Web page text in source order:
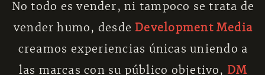
No todo es vender, ni tampoco se trata de
vender humo, desde Development Media
creamos experiencias únicas uniendo a
las marcas con su público objetivo, DM